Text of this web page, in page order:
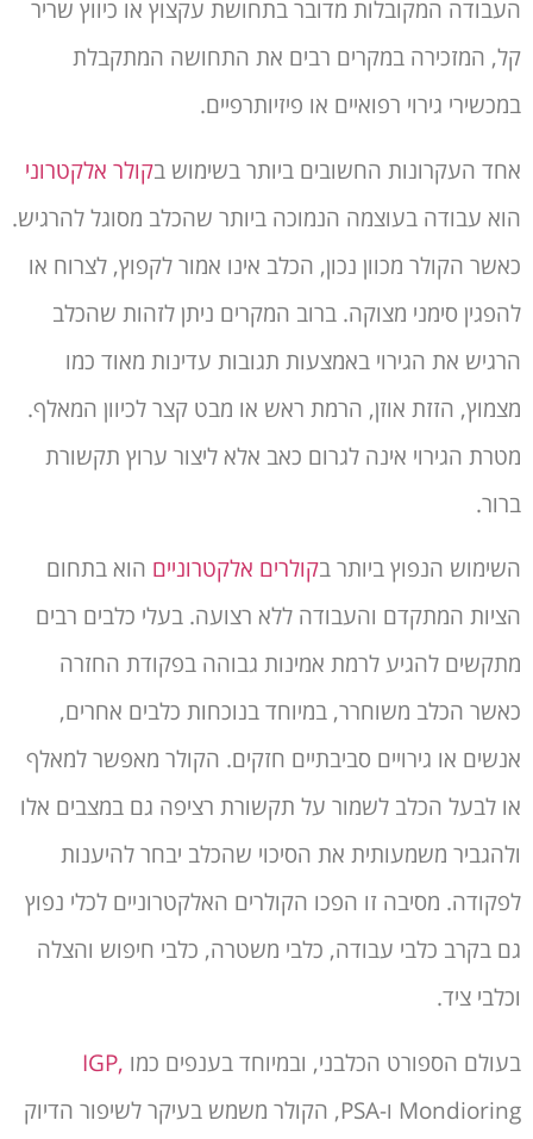
העבודה המקובלות מדובר בתחושת עקצוץ או כיווץ שריר
קל, המזכירה במקרים רבים את התחושה המתקבלת
במכשירי גירוי רפואיים או פיזיותרפיים.
אחד העקרונות החשובים ביותר בשימוש בקולר אלקטרוני
הוא עבודה בעוצמה הנמוכה ביותר שהכלב מסוגל להרגיש.
כאשר הקולר מכוון נכון, הכלב אינו אמור לקפוץ, לצרוח או
להפגין סימני מצוקה. ברוב המקרים ניתן לזהות שהכלב
הרגיש את הגירוי באמצעות תגובות עדינות מאוד כמו
מצמוץ, הזזת אוזן, הרמת ראש או מבט קצר לכיוון המאלף.
מטרת הגירוי אינה לגרום כאב אלא ליצור ערוץ תקשורת
ברור.
השימוש הנפוץ ביותר בקולרים אלקטרונייםהוא בתחום
הציות המתקדם והעבודה ללא רצועה. בעלי כלבים רבים
מתקשים להגיע לרמת אמינות גבוהה בפקודת החזרה
כאשר הכלב משוחרר, במיוחד בנוכחות כלבים אחרים,
אנשים או גירויים סביבתיים חזקים. הקולר מאפשר למאלף
או לבעל הכלב לשמור על תקשורת רציפה גם במצבים אלו
ולהגביר משמעותית את הסיכוי שהכלב יבחר להיענות
לפקודה. מסיבה זו הפכו הקולרים האלקטרוניים לכלי נפוץ
גם בקרב כלבי עבודה, כלבי משטרה, כלבי חיפוש והצלה
וכלבי ציד.
בעולם הספורט הכלבני, ובמיוחד בענפים כמוIGP,
Mondioring ו-PSA, הקולר משמש בעיקר לשיפור הדיוק